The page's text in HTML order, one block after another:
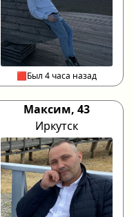
🟥Был 4 часа назад
Максим, 43
Иркутск